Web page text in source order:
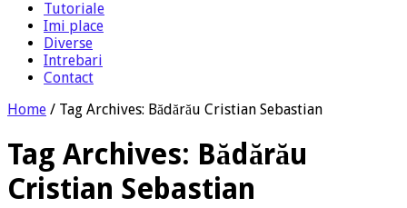
Tutoriale
Imi place
Diverse
Intrebari
Contact
Home / Tag Archives: Bădărău Cristian Sebastian
Tag Archives: Bădărău
Cristian Sebastian